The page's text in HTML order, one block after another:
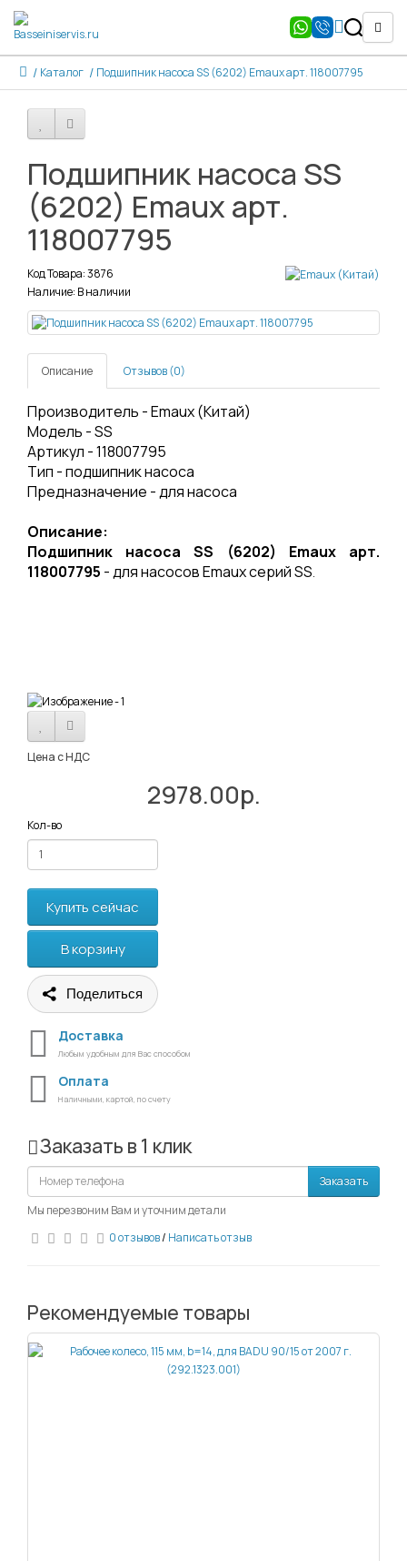
Каталог Подшипник насоса SS (6202) Emaux арт. 118007795
Подшипник насоса SS
(6202) Emaux арт.
118007795
Код Товара: 3876
Наличие: В наличии
Описание Отзывов (0)
Производитель - Emaux (Китай)
Модель - SS
Артикул - 118007795
Тип - подшипник насоса
Предназначение - для насоса
Описание:
Подшипник насоса SS (6202) Emaux арт.
118007795 - для насосов Emaux серий SS.
Цена с НДС
2978.00р.
Кол-во
Купить сейчас
В корзину
Поделиться
Доставка
Любым удобным для Вас способом
Оплата
Наличными, картой, по счету
Заказать в 1 клик
Заказать
Мы перезвоним Вам и уточним детали
0 отзывов/ Написать отзыв
Рекомендуемые товары